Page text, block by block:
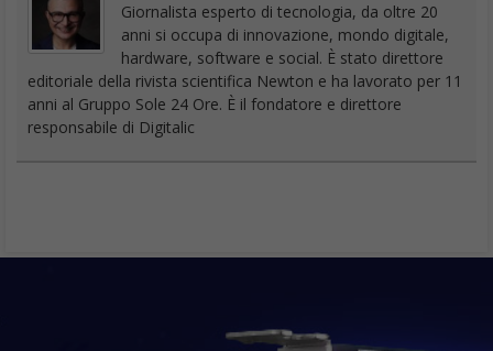
Giornalista esperto di tecnologia, da oltre 20
anni si occupa di innovazione, mondo digitale,
hardware, software e social. È stato direttore
editoriale della rivista scientifica Newton e ha lavorato per 11
anni al Gruppo Sole 24 Ore. È il fondatore e direttore
responsabile di Digitalic